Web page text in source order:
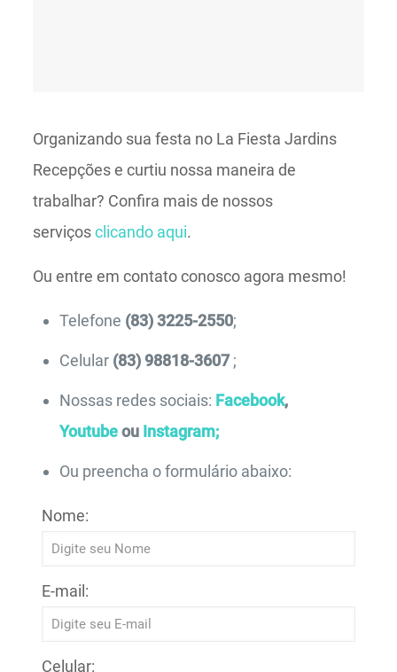
Organizando sua festa no La Fiesta Jardins
Recepções e curtiu nossa maneira de
trabalhar? Confira mais de nossos
serviçosclicando aqui.
Ou entre em contato conosco agora mesmo!
Telefone (83) 3225-2550;
Celular (83) 98818-3607 ;
Nossas redes sociais: Facebook,
Youtubeou Instagram;
Ou preencha o formulário abaixo:
Nome:
E-mail:
Celular: